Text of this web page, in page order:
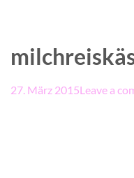
27. März 2015Leave a